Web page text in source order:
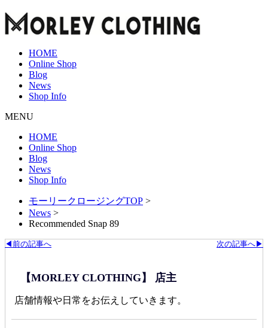
HOME
Online Shop
Blog
News
Shop Info
MENU
HOME
Online Shop
Blog
News
Shop Info
モーリークロージングTOP >
News >
Recommended Snap 89
次の記事へ▶
◀前の記事へ
【MORLEY CLOTHING】 店主
店舗情報や日常をお伝えしていきます。